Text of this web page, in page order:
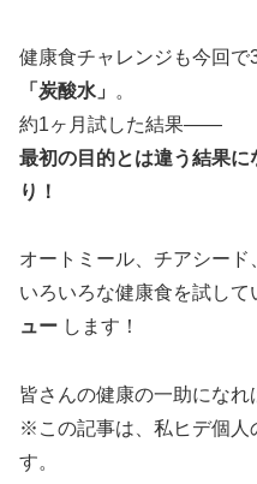
健康食チャレンジも今回
「炭酸水」
。
約1ヶ月試した結果——
最初の目的とは違う結果
り！
オートミール、チアシード
いろいろな健康食を試し
ュー します！
皆さんの健康の一助になれ
※この記事は、私ヒデ個人
す。